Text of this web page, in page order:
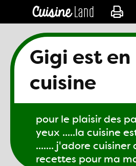
Gigi est en
cuisine
pour le plaisir des
yeux .....la cuisine
....... j'adore cuisiner
recettes pour ma